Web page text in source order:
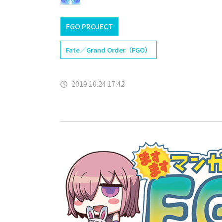
FGO PROJECT
Fate／Grand Order（FGO）
2019.10.24 17:42